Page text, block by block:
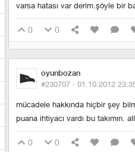
varsa hatası var derim.şöyle bir
0 0
oyunbozan
#230707 · 01.10.2012
mücadele hakkında hiçbir şey
puana ihtiyacı vardı bu takımın.
0 0